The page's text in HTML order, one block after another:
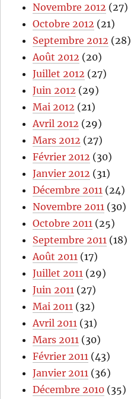
Novembre 2012 (27)
Octobre 2012 (21)
Septembre 2012 (28)
Août 2012 (20)
Juillet 2012 (27)
Juin 2012 (29)
Mai 2012 (21)
Avril 2012 (29)
Mars 2012 (27)
Février 2012 (30)
Janvier 2012 (31)
Décembre 2011 (24)
Novembre 2011 (30)
Octobre 2011 (25)
Septembre 2011 (18)
Août 2011 (17)
Juillet 2011 (29)
Juin 2011 (27)
Mai 2011 (32)
Avril 2011 (31)
Mars 2011 (30)
Février 2011 (43)
Janvier 2011 (36)
Décembre 2010 (35)